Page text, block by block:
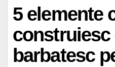
5 elemente
construiesc
barbatesc